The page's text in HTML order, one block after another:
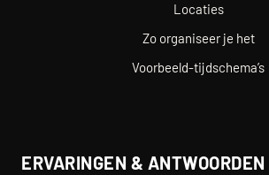
Locaties
Zo organiseer je het
Voorbeeld-tijdschema’s
ERVARINGEN & ANTWOORDEN